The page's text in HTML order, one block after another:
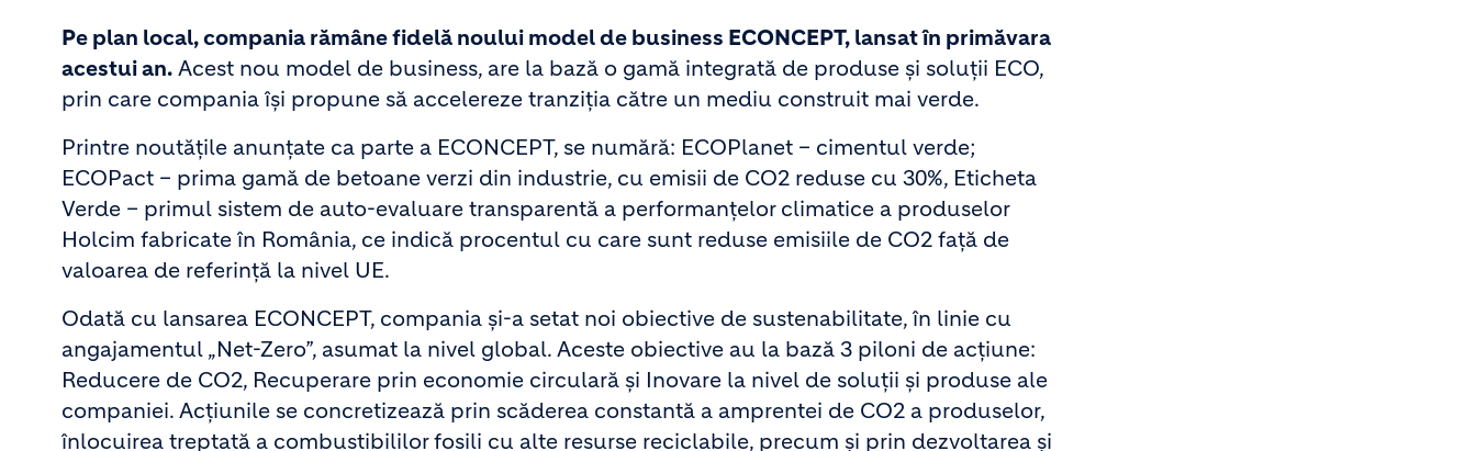
Pe plan local, compania rămâne fidelă noului model de business ECONCEPT, lansat în primăvara
acestui an. Acest nou model de business, are la bază o gamă integrată de produse și soluții ECO,
prin care compania își propune să accelereze tranziția către un mediu construit mai verde.
Printre noutățile anunțate ca parte a ECONCEPT, se numără: ECOPlanet – cimentul verde;
ECOPact – prima gamă de betoane verzi din industrie, cu emisii de CO2 reduse cu 30%, Eticheta
Verde – primul sistem de auto-evaluare transparentă a performanțelor climatice a produselor
Holcim fabricate în România, ce indică procentul cu care sunt reduse emisiile de CO2 față de
valoarea de referință la nivel UE.
Odată cu lansarea ECONCEPT, compania și-a setat noi obiective de sustenabilitate, în linie cu
angajamentul „Net-Zero”, asumat la nivel global. Aceste obiective au la bază 3 piloni de acțiune:
Reducere de CO2, Recuperare prin economie circulară și Inovare la nivel de soluții și produse ale
companiei. Acțiunile se concretizează prin scăderea constantă a amprentei de CO2 a produselor,
înlocuirea treptată a combustibililor fosili cu alte resurse reciclabile, precum și prin dezvoltarea și